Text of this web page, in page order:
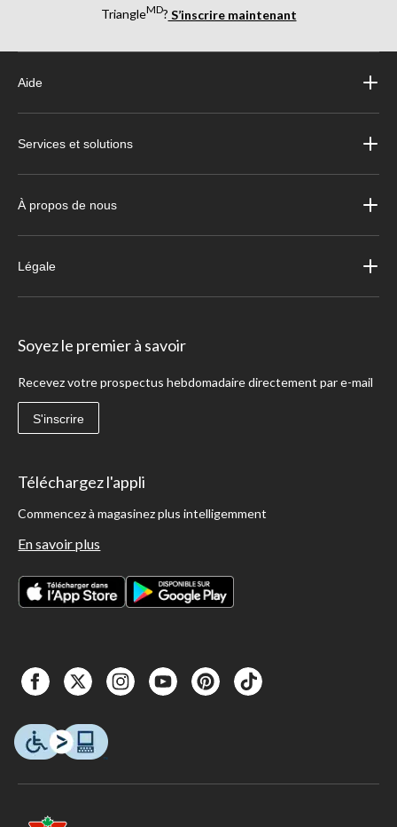
TriangleMD? S’inscrire maintenant
Aide
Services et solutions
À propos de nous
Légale
Soyez le premier à savoir
Recevez votre prospectus hebdomadaire directement par e-mail
S'inscrire
Téléchargez l'appli
Commencez à magasinez plus intelligemment
En savoir plus